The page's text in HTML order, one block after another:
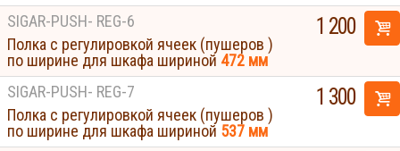
SIGAR-PUSH- REG-6
Полка с регулировкой ячеек (пушеров )
по ширине для шкафа шириной 472 мм
1 200
SIGAR-PUSH- REG-7
Полка с регулировкой ячеек (пушеров )
по ширине для шкафа шириной 537 мм
1 300